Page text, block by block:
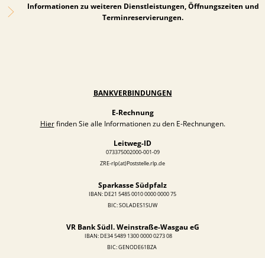
Informationen zu weiteren Dienstleistungen, Öffnungszeiten und
Terminreservierungen.
BANKVERBINDUNGEN
E-Rechnung
Hierfinden Sie alle Informationen zu den E-Rechnungen.
Leitweg-ID
073375002000-001-09
ZRE-rlp(at)Poststelle.rlp.de
Sparkasse Südpfalz
IBAN: DE21 5485 0010 0000 0000 75
BIC: SOLADES1SUW
VR Bank Südl. Weinstraße-Wasgau eG
IBAN:DE34 5489 1300 0000 0273 08
BIC: GENODE61BZA